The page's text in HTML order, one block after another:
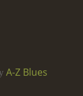
A-Z Blues